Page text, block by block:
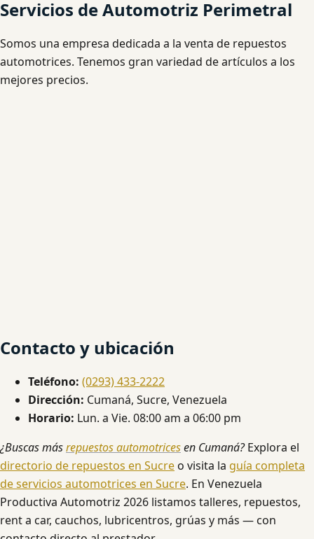
Servicios de Automotriz Perimetral
Somos una empresa dedicada a la venta de repuestos
automotrices. Tenemos gran variedad de artículos a los
mejores precios.
Contacto y ubicación
Teléfono: (0293) 433-2222
Dirección: Cumaná, Sucre, Venezuela
Horario: Lun. a Vie. 08:00 am a 06:00 pm
¿Buscas másrepuestos automotricesen Cumaná?Explora el
directorio de repuestos en Sucreo visita la guía completa
de servicios automotrices en Sucre. En Venezuela
Productiva Automotriz 2026 listamos talleres, repuestos,
rent a car, cauchos, lubricentros, grúas y más — con